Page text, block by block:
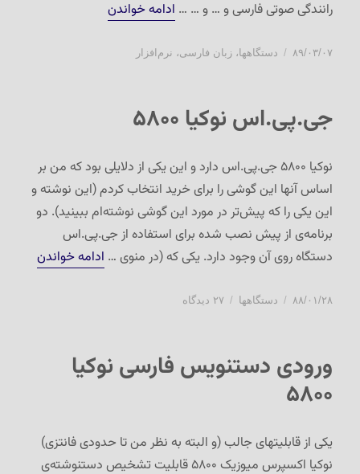
رانندگی صوتی فارسی و … و … … ادامه خواندن“برای ۵۸۰۰داران …”
ارسال
۸۹/۰۳/۰۷ دسته‌ها
دستگاهها،زبان فارسی، نرم‌افزار
جی.پی.اس نوکیا ۵۸۰۰
نوکیا ۵۸۰۰ جی.پی.اس دارد و این یکی از دلایلی بود که من بر
اساس آنها این گوشی را برای خرید انتخاب کردم (این نوشته و
این یکی را که پیش‌تر در مورد این گوشی نوشته‌ام ببینید). دو
برنامه‌ی از پیش نصب شده برای استفاده از جی.پی.اس
دستگاه روی آن وجود دارد. یکی که (در منوی … ادامه خواندن
ارسال
۸۸/۰۱/۲۸ دسته‌ها
دستگاهها ۲۷ دیدگاه
ورودی دستنویس فارسی نوکیا
۵۸۰۰
یکی از قابلیتهای جالب (و البته به نظر من تا حدودی فانتزی)
نوکیا اکسپرس میوزیک ۵۸۰۰ قابلیت تشخیص دستنوشته‌ی